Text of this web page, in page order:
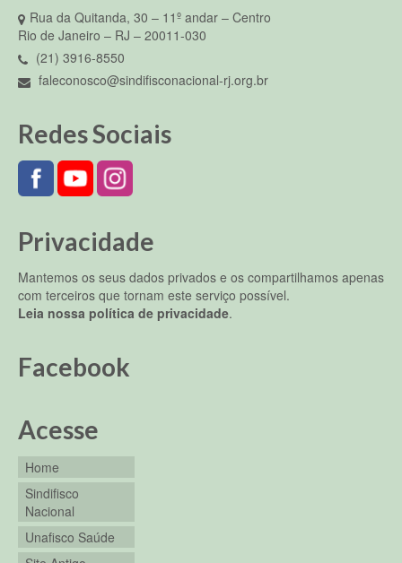
Rua da Quitanda, 30 – 11º andar – Centro
Rio de Janeiro – RJ – 20011-030
(21) 3916-8550
faleconosco@sindifisconacional-rj.org.br
Redes Sociais
Privacidade
Mantemos os seus dados privados e os compartilhamos apenas
com terceiros que tornam este serviço possível.
Leia nossa política de privacidade.
Facebook
Acesse
Home
Sindifisco
Nacional
Unafisco Saúde